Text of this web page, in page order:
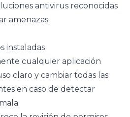
antivirus reconocidas
amenazas.
instaladas
cualquier aplicación
claro y cambiar todas las
en caso de detectar